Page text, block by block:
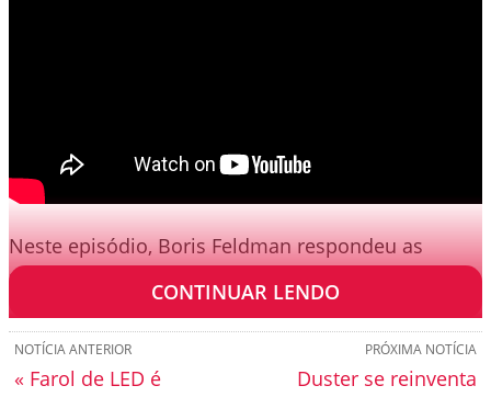
Neste episódio, Boris Feldman respondeu as
seguintes perguntas:
CONTINUAR LENDO
PRÓXIMA NOTÍCIA
Duster se reinventa
NOTÍCIA ANTERIOR
« Farol de LED é